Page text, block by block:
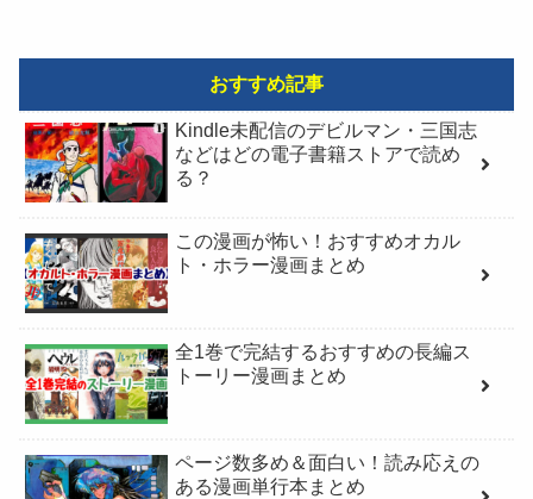
おすすめ記事
Kindle未配信のデビルマン・三国志
などはどの電子書籍ストアで読め
る？
この漫画が怖い！おすすめオカル
ト・ホラー漫画まとめ
全1巻で完結するおすすめの長編ス
トーリー漫画まとめ
ページ数多め＆面白い！読み応えの
ある漫画単行本まとめ